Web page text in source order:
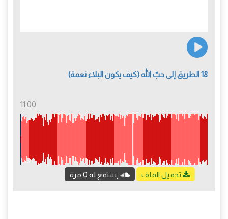
18 الطريق إلى حبّ الله (كيف يكون البلاء نعمة)
11:00
تحميل الملف إستمع له 0 مرة